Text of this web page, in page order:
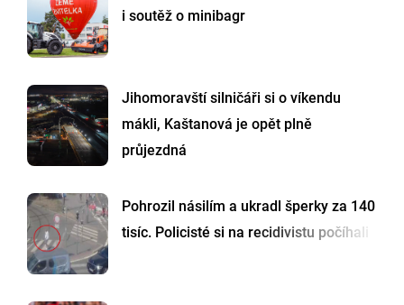
i soutěž o minibagr
Jihomoravští silničáři si o víkendu
mákli, Kaštanová je opět plně
průjezdná
Pohrozil násilím a ukradl šperky za 140
tisíc. Policisté si na recidivistu počíhali